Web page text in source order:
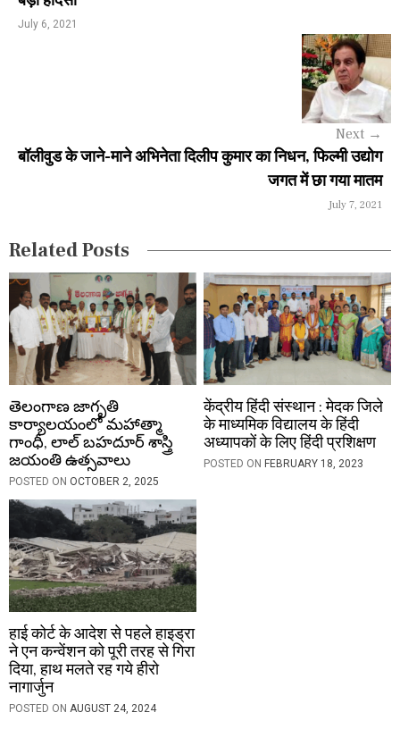
a
a
o
n
July 6, 2021
Next →
बॉलीवुड के जाने-माने अभिनेता दिलीप कुमार का निधन, फिल्मी उद्योग
जगत में छा गया मातम
July 7, 2021
Related Posts
తెలంగాణ జాగృతి
కార్యాలయంలో మహాత్మా
గాంధీ, లాల్ బహదూర్ శాస్త్రి
జయంతి ఉత్సవాలు
POSTED ON OCTOBER 2, 2025
केंद्रीय हिंदी संस्थान : मेदक जिले
के माध्यमिक विद्यालय के हिंदी
अध्यापकों के लिए हिंदी प्रशिक्षण
POSTED ON FEBRUARY 18, 2023
हाई कोर्ट के आदेश से पहले हाइड्रा
ने एन कन्वेंशन को पूरी तरह से गिरा
दिया, हाथ मलते रह गये हीरो
नागार्जुन
POSTED ON AUGUST 24, 2024